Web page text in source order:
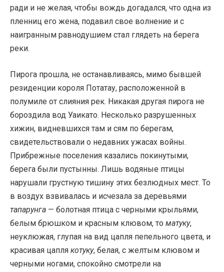
ради и не желая, чтобы вождь догадался, что одна из
пленниц его жена, подавил свое волнение и с
наигранным равнодушием стал глядеть на берега
реки.
Пирога прошла, не останавливаясь, мимо бывшей
резиденции короля Потатау, расположенной в
полумиле от слияния рек. Никакая другая пирога не
бороздила вод Уаикато. Несколько разрушенных
хижин, видневшихся там и сям по берегам,
свидетельствовали о недавних ужасах войны.
Прибрежные поселения казались покинутыми,
берега были пустынны. Лишь водяные птицы
нарушали грустную тишину этих безлюдных мест. То
в воздух взвивалась и исчезала за деревьями
тапарунга — болотная птица с черными крыльями,
белым брюшком и красным клювом, то матуку,
неуклюжая, глупая на вид цапля пепельного цвета, и
красивая цапля котуку, белая, с желтым клювом и
черными ногами, спокойно смотрели на